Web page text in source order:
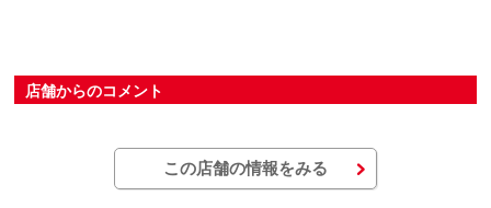
店舗からのコメント
この店舗の情報をみる